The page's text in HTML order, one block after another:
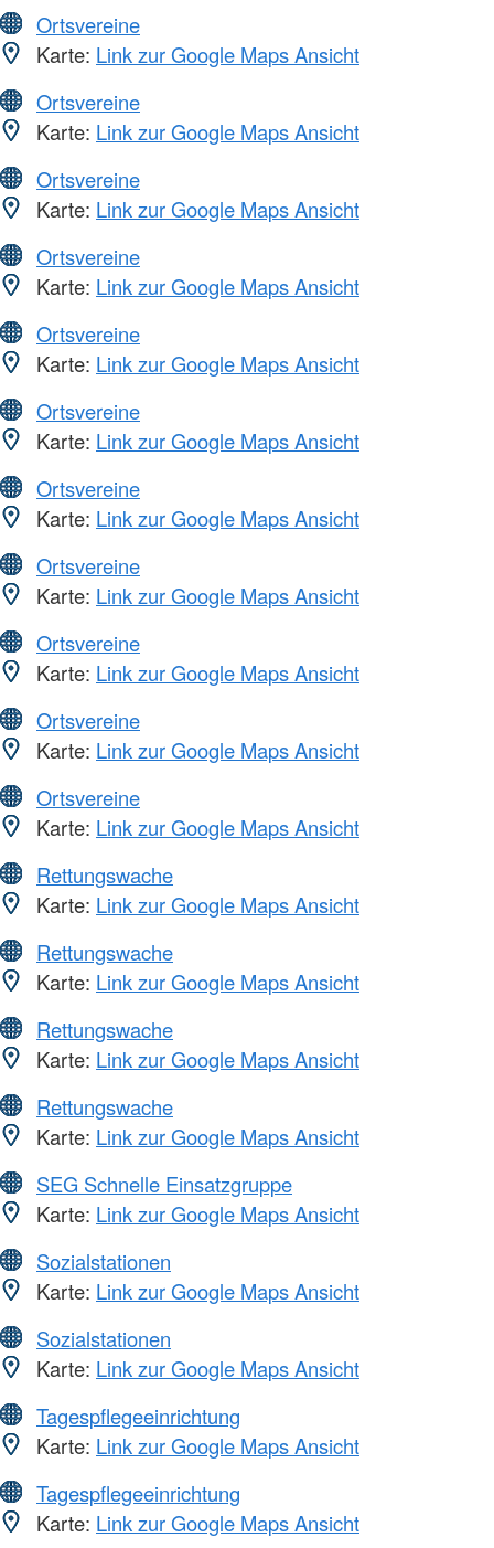
Ortsvereine
Karte: Link zur Google Maps Ansicht
Ortsvereine
Karte: Link zur Google Maps Ansicht
Ortsvereine
Karte: Link zur Google Maps Ansicht
Ortsvereine
Karte: Link zur Google Maps Ansicht
Ortsvereine
Karte: Link zur Google Maps Ansicht
Ortsvereine
Karte: Link zur Google Maps Ansicht
Ortsvereine
Karte: Link zur Google Maps Ansicht
Ortsvereine
Karte: Link zur Google Maps Ansicht
Ortsvereine
Karte: Link zur Google Maps Ansicht
Ortsvereine
Karte: Link zur Google Maps Ansicht
Ortsvereine
Karte: Link zur Google Maps Ansicht
Rettungswache
Karte: Link zur Google Maps Ansicht
Rettungswache
Karte: Link zur Google Maps Ansicht
Rettungswache
Karte: Link zur Google Maps Ansicht
Rettungswache
Karte: Link zur Google Maps Ansicht
SEG Schnelle Einsatzgruppe
Karte: Link zur Google Maps Ansicht
Sozialstationen
Karte: Link zur Google Maps Ansicht
Sozialstationen
Karte: Link zur Google Maps Ansicht
Tagespflegeeinrichtung
Karte: Link zur Google Maps Ansicht
Tagespflegeeinrichtung
Karte: Link zur Google Maps Ansicht